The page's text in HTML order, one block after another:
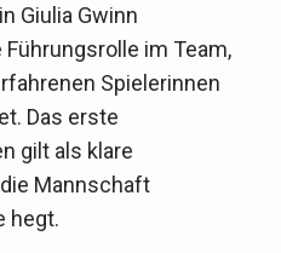
Giulia Gwinn
im Team,
Spielerinnen
Das erste
gilt als klare
Mannschaft
hegt.